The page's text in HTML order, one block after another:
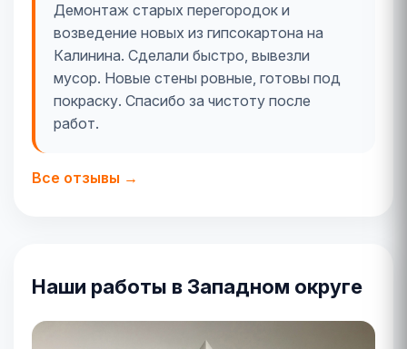
Демонтаж старых перегородок и
возведение новых из гипсокартона на
Калинина. Сделали быстро, вывезли
мусор. Новые стены ровные, готовы под
покраску. Спасибо за чистоту после
работ.
Все отзывы →
Наши работы в Западном округе